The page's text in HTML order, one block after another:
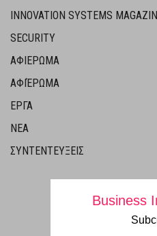
INNOVATION SYSTEMS
SECURITY
ΑΦΙΕΡΩΜΑ
ΑΦΙΈΡΩΜΑ
ΕΡΓΑ
ΝΕΑ
ΣΥΝΤΕΝΤΕΥΞΕΙΣ
Business